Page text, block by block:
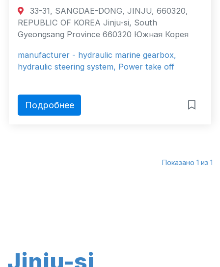
33-31, SANGDAE-DONG, JINJU, 660320,
REPUBLIC OF KOREA Jinju-si, South
Gyeongsang Province 660320 Южная Корея
manufacturer - hydraulic marine gearbox,
hydraulic steering system, Power take off
Подробнее
Показано 1 из 1